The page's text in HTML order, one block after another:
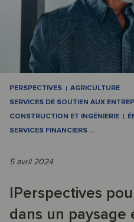
PERSPECTIVES
AGRICULTURE
SERVICES DE SOUTIEN AUX
CONSTRUCTION ET INGÉNIERIE
SERVICES FINANCIERS …
5 avril 2024
IPerspectives
dans un paysage